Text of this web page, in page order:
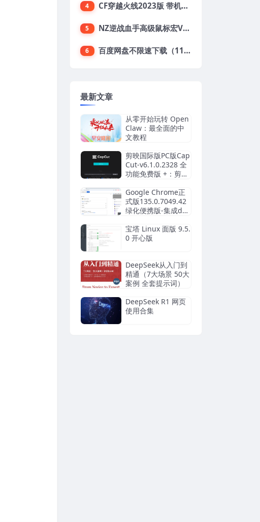
4 CF穿越火线2023版 带机器人+生化模式+竞技，值得收藏
5 NZ逆战血手高级鼠标宏V2025.10.28
6 百度网盘不限速下载（11/10测试有效）
最新文章
从零开始玩转 Open
Claw：最全面的中
文教程
剪映国际版PC版Cap
Cut-v6.1.0.2328 全
功能免费版 +：剪映
Google Chrome正
式版135.0.7049.42
绿化便携版-集成dee
宝塔 Linux 面版 9.5.
0 开心版
DeepSeek从入门到
精通（7大场景 50大
案例 全套提示词）
DeepSeek R1 网页
使用合集